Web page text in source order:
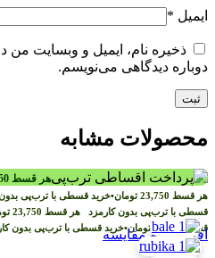
ایمیل *
ذخیره نام، ایمیل و وبسایت من
دوباره دیدگاهی می‌نویسم.
محصولات مشابه
هر قسط
هر قسط 23,750 تومان•خرید قسطی با ترب‌پی
قسطی با ترب‌پی بدون کارمزد هر قسط 23,750
قسط
23,750 تومان•خرید قسطی با ترب‌پی بدونافزودن به مقایسه